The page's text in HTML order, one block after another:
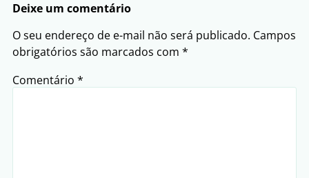
Deixe um comentário
O seu endereço de e-mail não será publicado. Campos
obrigatórios são marcados com *
Comentário *